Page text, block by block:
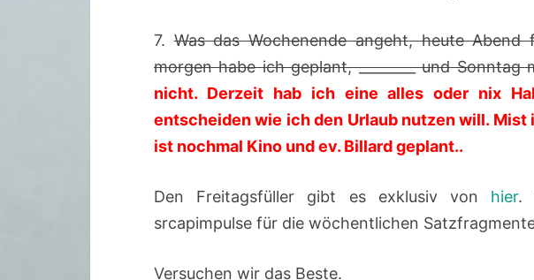
R
–
0
8
7
.
7.Was das Wochenende angeht, heute Abend
morgen habe ich geplant, ________ und Sonntag
nicht. Derzeit hab ich eine alles oder nix
entscheiden wie ich den Urlaub nutzen will. Mist
ist nochmal Kino und ev. Billard geplant..
Den Freitagsfüller gibt es exklusiv von hier.
srcapimpulse für die wöchentlichen
Versuchen wir das Beste.